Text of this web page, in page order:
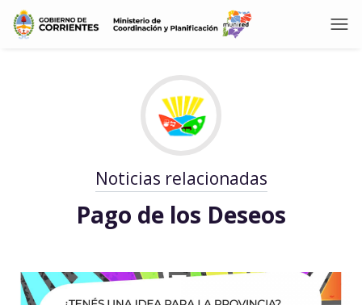
Noticias relacionadas
Pago de los Deseos